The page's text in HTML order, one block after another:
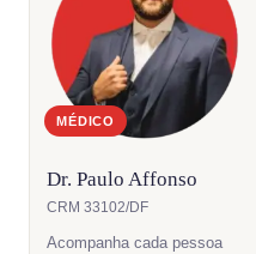
MÉDICO
Dr. Paulo Affonso
CRM 33102/DF
Acompanha cada pessoa